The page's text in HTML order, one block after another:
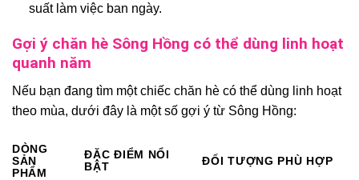
suất làm việc ban ngày.
Gợi ý chăn hè Sông Hồng có thể dùng linh hoạt
quanh năm
Nếu bạn đang tìm một chiếc chăn hè có thể dùng linh hoạt
theo mùa, dưới đây là một số gợi ý từ Sông Hồng:
DÒNG
SẢN
PHẨM
ĐẶC ĐIỂM NỔI
BẬT
ĐỐI TƯỢNG PHÙ HỢP